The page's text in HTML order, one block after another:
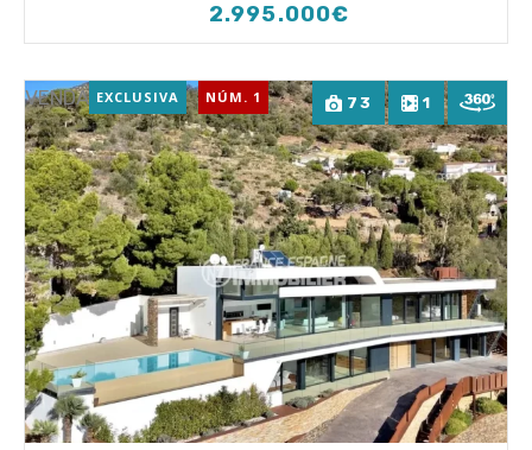
2.995.000€
73 1
VENDA EXCLUSIVA NÚM. 1